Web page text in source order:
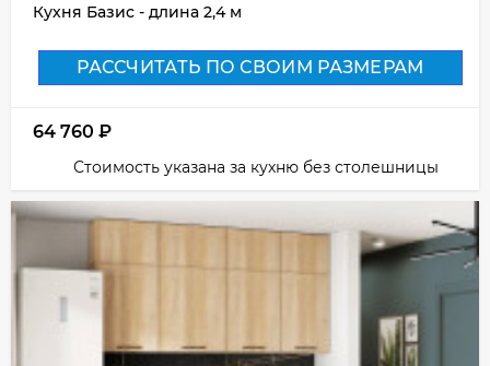
Кухня Базис - длина 2,4 м
РАССЧИТАТЬ ПО СВОИМ РАЗМЕРАМ
64 760 ₽
Стоимость указана за кухню без столешницы